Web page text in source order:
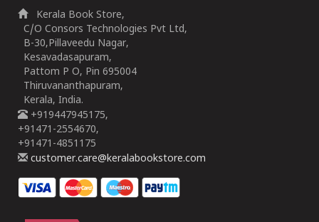
Kerala Book Store,
C/O Consors Technologies Pvt Ltd,
B-30,Pillaveedu Nagar,
Kesavadasapuram,
Pattom P O, Pin 695004
Thiruvananthapuram,
Kerala, India.
+919447945175,
+91471-2554670,
+91471-4851175
customer.care@keralabookstore.com